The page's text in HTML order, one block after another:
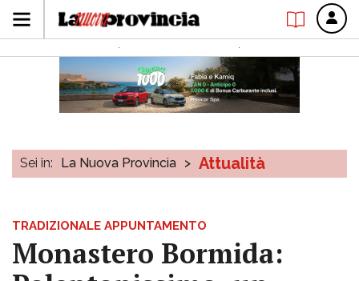
Sei in: La Nuova Provincia > Attualità
TRADIZIONALE APPUNTAMENTO
Monastero Bormida: